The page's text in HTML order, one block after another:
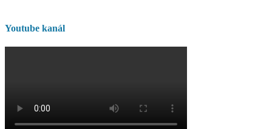
Youtube kanál